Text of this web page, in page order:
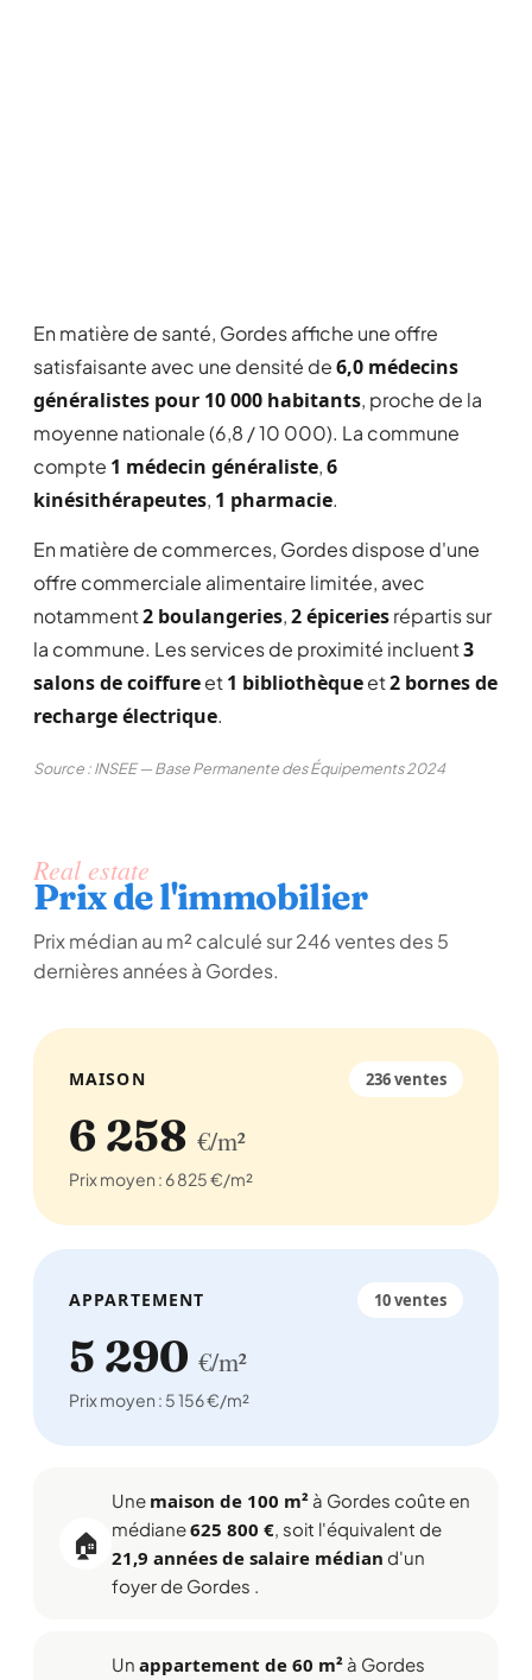
En matière de santé, Gordes affiche une offre
satisfaisante avec une densité de6,0 médecins
généralistes pour 10 000 habitants, proche de la
moyenne nationale (6,8 / 10 000). La commune
compte 1 médecin généraliste,6
kinésithérapeutes, 1 pharmacie.
En matière de commerces, Gordes dispose d'une
offre commerciale alimentaire limitée, avec
notamment2 boulangeries,2 épiceriesrépartis sur
la commune. Les services de proximité incluent3
salons de coiffureet1 bibliothèqueet2 bornes de
recharge électrique.
Source : INSEE — Base Permanente des Équipements 2024
Real estate
Prix de l'immobilier
Prix médian au m² calculé sur 246 ventes des 5
dernières années à Gordes.
MAISON 236 ventes
6 258 €/m²
Prix moyen : 6 825 €/m²
APPARTEMENT 10 ventes
5 290 €/m²
Prix moyen : 5 156 €/m²
🏠
Une maison de 100 m² à Gordes coûte en
médiane625 800 €, soit l'équivalent de
21,9 années de salaire médian d'un
foyer de Gordes .
Un appartement de 60 m² à Gordes